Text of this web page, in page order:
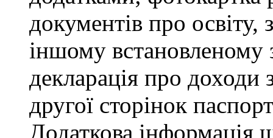
документів про освіту,
іншому встановленому
декларація про доходи
другої сторінок
Додаткова інформація